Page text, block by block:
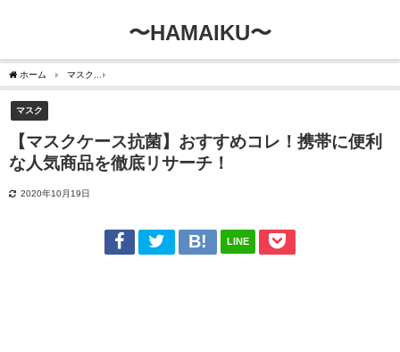
〜HAMAIKU〜
ホーム マスク
マスク
【マスクケース抗菌】おすすめコレ！携帯に便利
な人気商品を徹底リサーチ！
2020年10月19日
LINE